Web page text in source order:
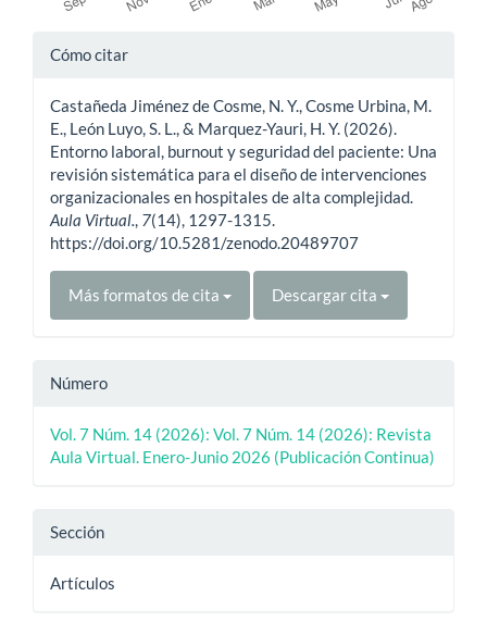
Detalles
artículo
Cómo citar
Castañeda Jiménez de Cosme, N. Y., Cosme Urbina, M.
E., León Luyo, S. L., & Marquez-Yauri, H. Y. (2026).
Entorno laboral, burnout y seguridad del paciente: Una
revisión sistemática para el diseño de intervenciones
organizacionales en hospitales de alta complejidad.
Aula Virtual., 7(14), 1297-1315.
https://doi.org/10.5281/zenodo.20489707
Más formatos de cita Descargar cita
Número
Vol. 7 Núm. 14 (2026): Vol. 7 Núm. 14 (2026): Revista
Aula Virtual. Enero-Junio 2026 (Publicación Continua)
Sección
Artículos